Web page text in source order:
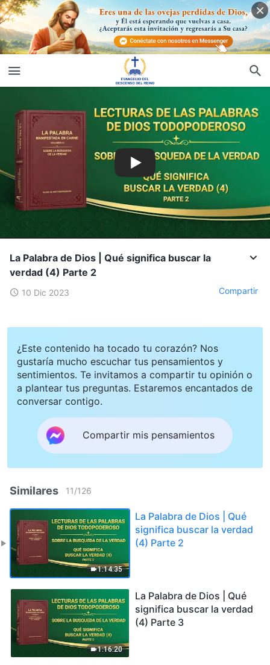
La Palabra de Dios | Qué significa buscar la
verdad (4) Parte 2
10 Dic 2023 Compartir
¿Este contenido ha tocado tu corazón? Nos
gustaría mucho escuchar tus pensamientos y
sentimientos. Te invitamos a compartir tu opinión o
a plantear tus preguntas. Estaremos encantados de
conversar contigo.
Compartir mis pensamientos
Similares 11/126
1:14:35
La Palabra de Dios | Qué
significa buscar la verdad
(4) Parte 2
1:16:20
La Palabra de Dios | Qué
significa buscar la verdad
(4) Parte 3